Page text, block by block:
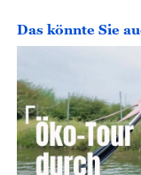
Das könnte Sie